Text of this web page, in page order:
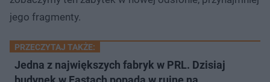
jego fragmenty.
PRZECZYTAJ TAKŻE:
Jedna z największych fabryk w PRL. Dzisiaj